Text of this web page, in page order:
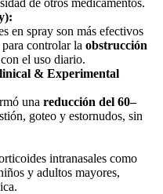
en spray son más efectivos
controlar la obstrucción
el uso diario.
& Experimental
una reducción del 60–
goteo y estornudos, sin
intranasales como
y adultos mayores,